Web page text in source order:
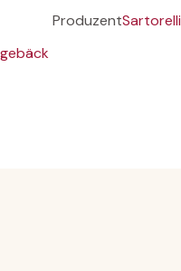
ProduzentSartorelli